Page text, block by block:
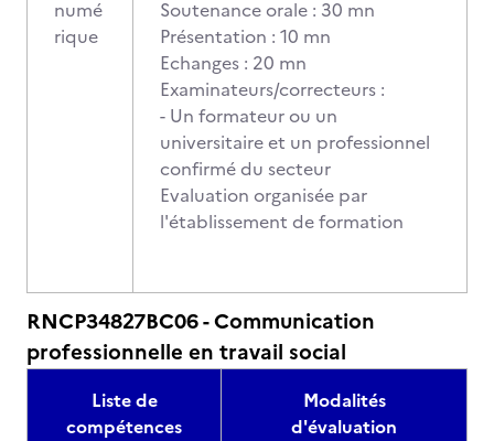
numé
rique
Soutenance orale : 30 mn
Présentation : 10 mn
Echanges : 20 mn
Examinateurs/correcteurs :
- Un formateur ou un
universitaire et un professionnel
confirmé du secteur
Evaluation organisée par
l'établissement de formation
RNCP34827BC06 - Communication
professionnelle en travail social
Liste de
compétences
Modalités
d'évaluation